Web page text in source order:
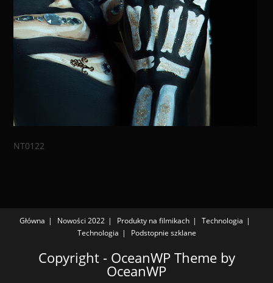
NT0122
Główna Nowości 2022 Produkty na filmikach
Technologia
Technologia
Podstopnie szklane
Copyright - OceanWP Theme by
OceanWP